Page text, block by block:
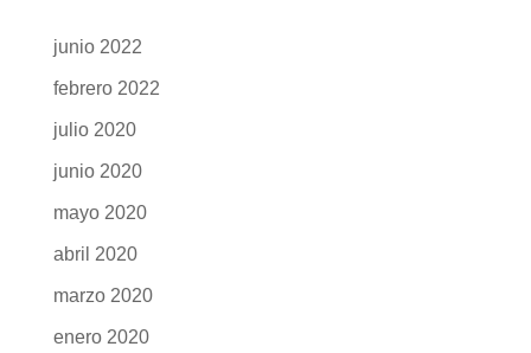
junio 2022
febrero 2022
julio 2020
junio 2020
mayo 2020
abril 2020
marzo 2020
enero 2020